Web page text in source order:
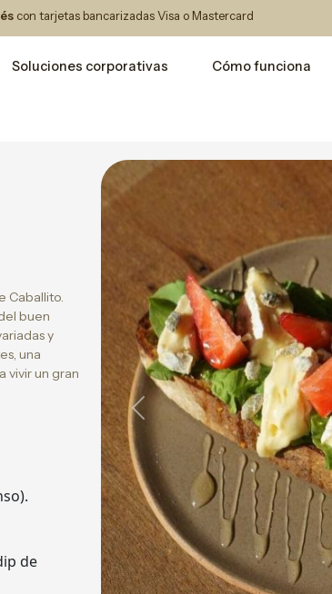
con tarjetas bancarizadas Visa o Mastercard
Soluciones corporativas Cómo funciona
Caballito.
buen
y
una
vivir un gran
de
Previous